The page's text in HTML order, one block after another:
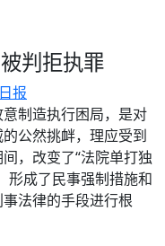
判拒执罪
报
制造执行困局，是对
公然挑衅，理应受到
，改变了“法院单打独
形成了民事强制措施和
法律的手段进行根